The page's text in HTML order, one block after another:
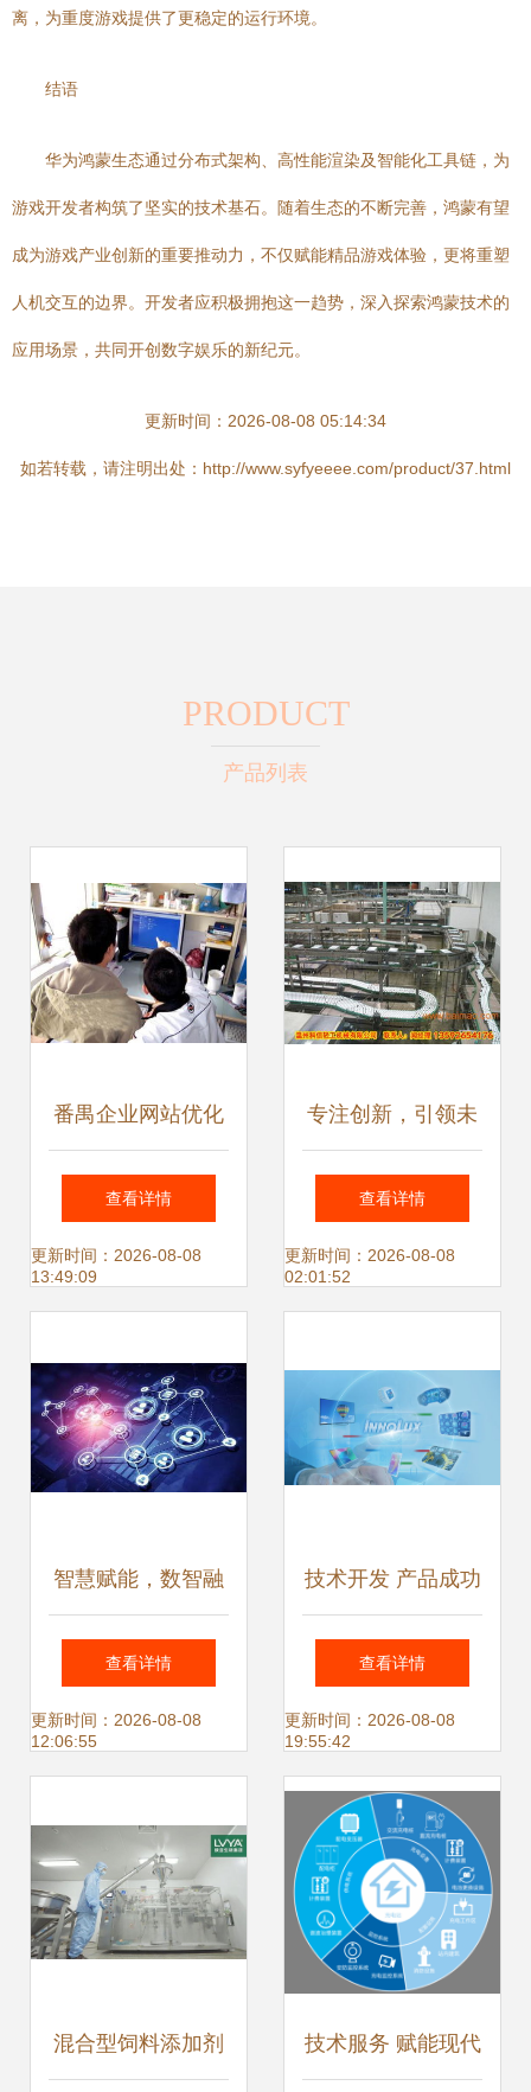
离，为重度游戏提供了更稳定的运行环境。
结语
华为鸿蒙生态通过分布式架构、高性能渲染及智能化工具链，为
游戏开发者构筑了坚实的技术基石。随着生态的不断完善，鸿蒙有望
成为游戏产业创新的重要推动力，不仅赋能精品游戏体验，更将重塑
人机交互的边界。开发者应积极拥抱这一趋势，深入探索鸿蒙技术的
应用场景，共同开创数字娱乐的新纪元。
更新时间：2026-08-08 05:14:34
如若转载，请注明出处：http://www.syfyeeee.com/product/37.html
PRODUCT
产品列表
番禺企业网站优化
高清图片的价值与
广州欣诚科技的解
查看详情
更新时间：2026-08-08
13:49:09
专注创新，引领未
来——解析椰汁饮
料成套生产线与
装机厂的技术与价
值
查看详情
更新时间：2026-08-08
02:01:52
智慧赋能，数智融
合 科技园区未来发
展的智慧化解决方
查看详情
更新时间：2026-08-08
12:06:55
技术开发 产品成功
的核心驱动力
查看详情
更新时间：2026-08-08
19:55:42
混合型饲料添加剂 技术服务 赋能现代